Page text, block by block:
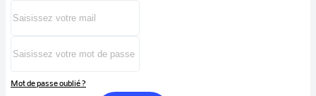
Mot de passe oublié ?